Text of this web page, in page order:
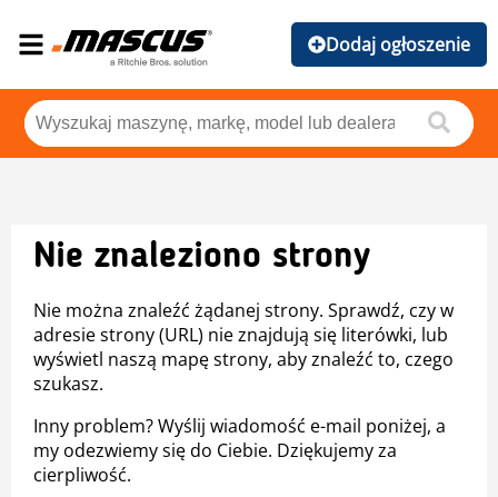
Dodaj ogłoszenie
Nie znaleziono strony
Nie można znaleźć żądanej strony. Sprawdź, czy w
adresie strony (URL) nie znajdują się literówki, lub
wyświetl naszą mapę strony, aby znaleźć to, czego
szukasz.
Inny problem? Wyślij wiadomość e-mail poniżej, a
my odezwiemy się do Ciebie. Dziękujemy za
cierpliwość.